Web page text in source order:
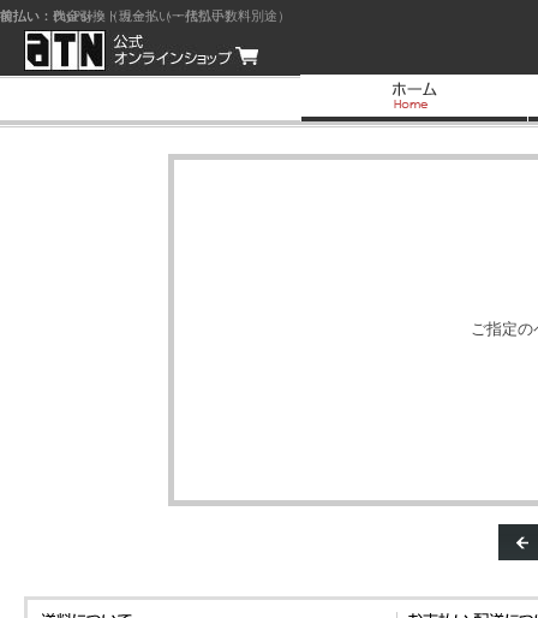
ご指定の
前払い：クレジットカード（一括払い）
後払い：代金引換（現金払い・代引手数料別途）
前払い：PayPay